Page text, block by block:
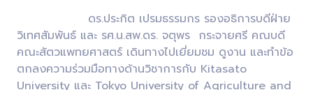
ดร.ประกิต เปรมธรรมกร รองอธิการบดีฝ่าย
วิเทศสัมพันธ์ และ รศ.น.สพ.ดร. จตุพร กระจายศรี คณบดี
คณะสัตวแพทยศาสตร์ เดินทางไปเยี่ยมชม ดูงาน และทำข้อ
ตกลงความร่วมมือทางด้านวิชาการกับ Kitasato
University และ Tokyo University of Agriculture and